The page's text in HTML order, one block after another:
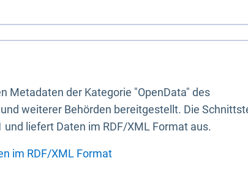
Metadaten der Kategorie "OpenData" des
weiterer Behörden bereitgestellt. Die
und liefert Daten im RDF/XML Format aus.
im RDF/XML Format